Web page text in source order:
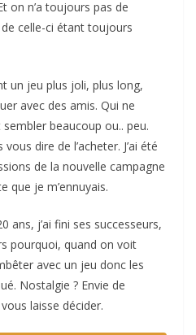
on n’a toujours pas de
celle-ci étant toujours
un jeu plus joli, plus long,
avec des amis. Qui ne
beaucoup ou.. peu.
dire de l’acheter. J’ai été
de la nouvelle campagne
que je m’ennuyais.
ans, j’ai fini ses successeurs,
pourquoi, quand on voit
avec un jeu donc les
Nostalgie ? Envie de
laisse décider.